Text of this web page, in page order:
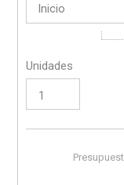
Inicio
Unidades